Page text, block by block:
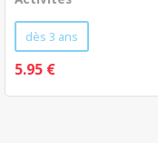
dès 3 ans
5.95 €